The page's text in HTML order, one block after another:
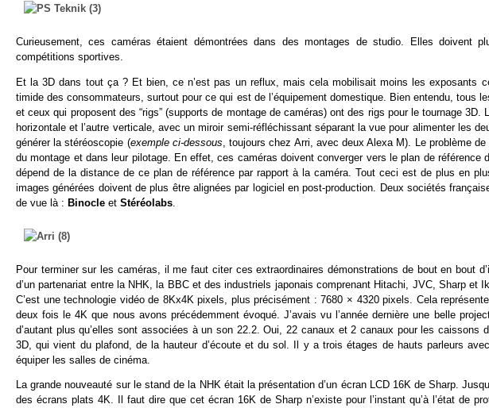
Curieusement, ces caméras étaient démontrées dans des montages de studio. Elles doivent
compétitions sportives.
Et la 3D dans tout ça ? Et bien, ce n’est pas un reflux, mais cela mobilisait moins les exposants
timide des consommateurs, surtout pour ce qui est de l’équipement domestique. Bien entendu, tous
et ceux qui proposent des “rigs” (supports de montage de caméras) ont des rigs pour le tournage
horizontale et l’autre verticale, avec un miroir semi-réfléchissant séparant la vue pour alimenter les
générer la stéréoscopie (exemple ci-dessous , toujours chez Arri, avec deux Alexa M). Le problème
du montage et dans leur pilotage. En effet, ces caméras doivent converger vers le plan de
dépend de la distance de ce plan de référence par rapport à la caméra. Tout ceci est de plus en
images générées doivent de plus être alignées par logiciel en post-production. Deux sociétés
de vue là : Binocle et Stéréolabs
Pour terminer sur les caméras, il me faut citer ces extraordinaires démonstrations de bout en bout
d’un partenariat entre la NHK, la BBC et des industriels japonais comprenant Hitachi, JVC, Sharp et
C’est une technologie vidéo de 8Kx4K pixels, plus précisément : 7680 × 4320 pixels. Cela
deux fois le 4K que nous avons précédemment évoqué. J’avais vu l’année dernière une belle
d’autant plus qu’elles sont associées à un son 22.2. Oui, 22 canaux et 2 canaux pour les caissons
3D, qui vient du plafond, de la hauteur d’écoute et du sol. Il y a trois étages de hauts parleurs
équiper les salles de cinéma.
La grande nouveauté sur le stand de la NHK était la présentation d’un écran LCD 16K de Sharp.
des écrans plats 4K. Il faut dire que cet écran 16K de Sharp n’existe pour l’instant qu’à l’état de